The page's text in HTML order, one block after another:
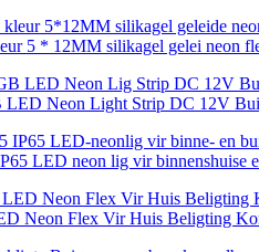
5 * 12MM silikagel gelei neon
Neon Light Strip DC 12V
LED neon lig vir binnenshuise
Neon Flex Vir Huis Beligting